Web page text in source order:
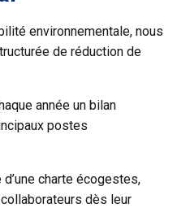
environnementale, nous
de réduction de
année un bilan
postes
charte écogestes,
dès leur